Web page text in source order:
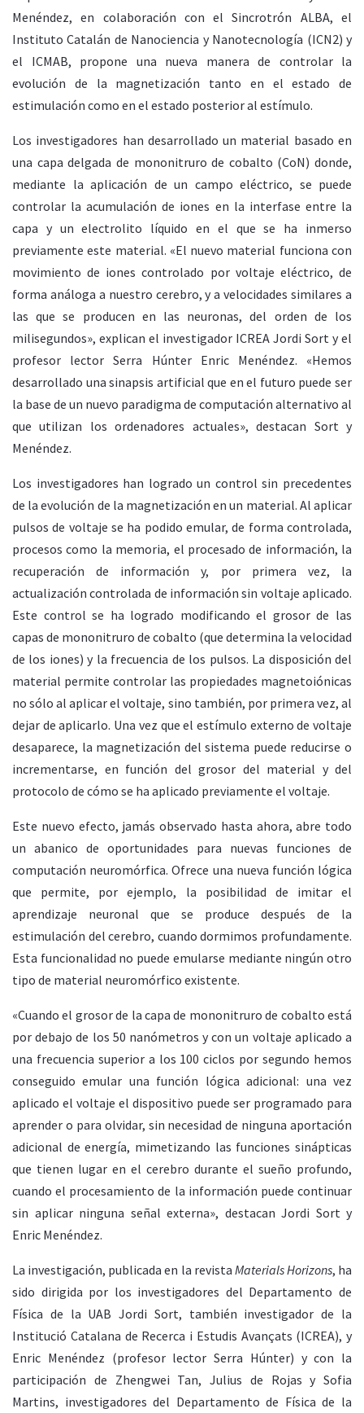
Menéndez, en colaboración con el Sincrotrón ALBA, el
Instituto Catalán de Nanociencia y Nanotecnología (ICN2) y
el ICMAB, propone una nueva manera de controlar la
evolución de la magnetización tanto en el estado de
estimulación como en el estado posterior al estímulo.
Los investigadores han desarrollado un material basado en
una capa delgada de mononitruro de cobalto (CoN) donde,
mediante la aplicación de un campo eléctrico, se puede
controlar la acumulación de iones en la interfase entre la
capa y un electrolito líquido en el que se ha inmerso
previamente este material. «El nuevo material funciona con
movimiento de iones controlado por voltaje eléctrico, de
forma análoga a nuestro cerebro, y a velocidades similares a
las que se producen en las neuronas, del orden de los
milisegundos», explican el investigador ICREA Jordi Sort y el
profesor lector Serra Húnter
Enric Menéndez. «Hemos
desarrollado una sinapsis artificial que en el futuro puede ser
la base de un nuevo paradigma de computación alternativo al
que utilizan los ordenadores actuales», destacan Sort y
Menéndez.
Los investigadores han logrado un control sin precedentes
de la evolución de la magnetización en un material. Al aplicar
pulsos de voltaje se ha podido emular, de forma controlada,
procesos como la memoria, el procesado de información, la
recuperación de información y, por primera vez, la
actualización controlada de información sin voltaje aplicado.
Este control se ha logrado modificando el grosor de las
capas de mononitruro de cobalto (que determina la velocidad
de los iones) y la frecuencia de los pulsos. La disposición del
material permite controlar las propiedades magnetoiónicas
no sólo al aplicar el voltaje, sino también, por primera vez, al
dejar de aplicarlo. Una vez que el estímulo externo de voltaje
desaparece, la magnetización del sistema puede reducirse o
incrementarse, en función del grosor del material y del
protocolo de cómo se ha aplicado previamente el voltaje.
Este nuevo efecto, jamás observado hasta ahora, abre todo
un abanico de oportunidades para nuevas funciones de
computación neuromórfica. Ofrece una nueva función lógica
que permite, por ejemplo, la posibilidad de imitar el
aprendizaje neuronal que se produce después de la
estimulación del cerebro, cuando dormimos profundamente.
Esta funcionalidad no puede emularse mediante ningún otro
tipo de material neuromórfico existente.
«Cuando el grosor de la capa de mononitruro de cobalto está
por debajo de los 50 nanómetros y con un voltaje aplicado a
una frecuencia superior a los 100 ciclos por segundo hemos
conseguido emular una función lógica adicional: una vez
aplicado el voltaje el dispositivo puede ser programado para
aprender o para olvidar, sin necesidad de ninguna aportación
adicional de energía, mimetizando las funciones sinápticas
que tienen lugar en el cerebro durante el sueño profundo,
cuando el procesamiento de la información puede continuar
sin aplicar ninguna señal externa», destacan Jordi Sort y
Enric Menéndez.
La investigación, publicada en la revista Materials Horizons, ha
sido dirigida por los investigadores del Departamento de
Física de la UAB Jordi Sort, también investigador de la
Institució Catalana de Recerca i Estudis Avançats (ICREA), y
Enric Menéndez (profesor lector Serra Húnter) y con la
participación de Zhengwei Tan, Julius de Rojas y Sofia
Martins, investigadores del Departamento de Física de la